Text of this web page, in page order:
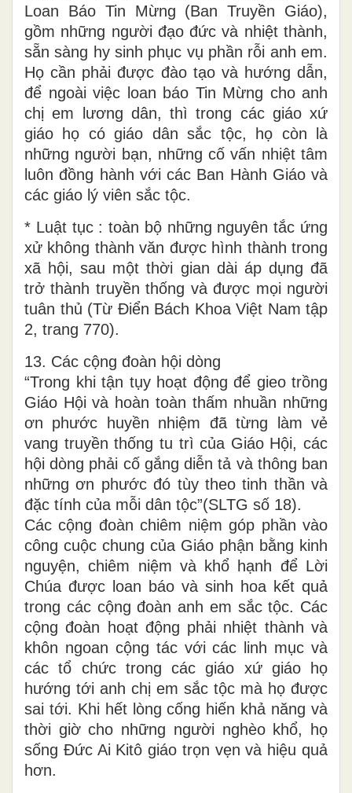
Loan Báo Tin Mừng (Ban Truyền Giáo),
gồm những người đạo đức và nhiệt thành,
sẵn sàng hy sinh phục vụ phần rỗi anh em.
Họ cần phải được đào tạo và hướng dẫn,
để ngoài việc loan báo Tin Mừng cho anh
chị em lương dân, thì trong các giáo xứ
giáo họ có giáo dân sắc tộc, họ còn là
những người bạn, những cố vấn nhiệt tâm
luôn đồng hành với các Ban Hành Giáo và
các giáo lý viên sắc tộc.
* Luật tục : toàn bộ những nguyên tắc ứng
xử không thành văn được hình thành trong
xã hội, sau một thời gian dài áp dụng đã
trở thành truyền thống và được mọi người
tuân thủ (Từ Điển Bách Khoa Việt Nam tập
2, trang 770).
13. Các cộng đoàn hội dòng
“Trong khi tận tụy hoạt động để gieo trồng
Giáo Hội và hoàn toàn thấm nhuần những
ơn phước huyền nhiệm đã từng làm vẻ
vang truyền thống tu trì của Giáo Hội, các
hội dòng phải cố gắng diễn tả và thông ban
những ơn phước đó tùy theo tinh thần và
đặc tính của mỗi dân tộc”(SLTG số 18).
Các cộng đoàn chiêm niệm góp phần vào
công cuộc chung của Giáo phận bằng kinh
nguyện, chiêm niệm và khổ hạnh để Lời
Chúa được loan báo và sinh hoa kết quả
trong các cộng đoàn anh em sắc tộc. Các
cộng đoàn hoạt động phải nhiệt thành và
khôn ngoan cộng tác với các linh mục và
các tổ chức trong các giáo xứ giáo họ
hướng tới anh chị em sắc tộc mà họ được
sai tới. Khi hết lòng cống hiến khả năng và
thời giờ cho những người nghèo khổ, họ
sống Đức Ai Kitô giáo trọn vẹn và hiệu quả
hơn.